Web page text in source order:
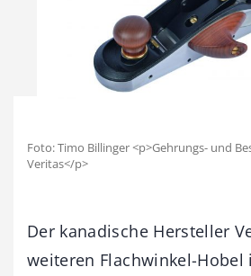
Foto: Timo Billinger <p>Gehrungs- und
Veritas</p>
Der kanadische Hersteller
weiteren Flachwinkel-